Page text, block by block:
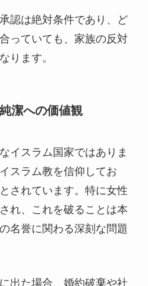
認は絶対条件であり、ど
っていても、家族の反対
ります。
潔への価値観
イスラム国家ではありま
スラム教を信仰してお
されています。特に女性
れ、これを破ることは本
名誉に関わる深刻な問題
出た場合、婚約破棄や社